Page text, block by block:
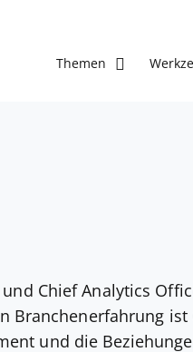
Themen
Chief Analytics
Branchenerfahrung ist
und die